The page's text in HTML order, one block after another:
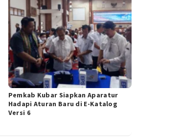
Pemkab Kubar Siapkan Aparatur
Hadapi Aturan Baru di E-Katalog
Versi 6